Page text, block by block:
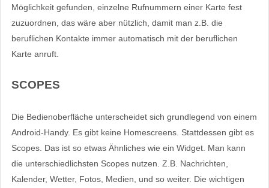
Möglichkeit gefunden, einzelne Rufnummern einer Karte fest
zuzuordnen, das wäre aber nützlich, damit man z.B. die
beruflichen Kontakte immer automatisch mit der beruflichen
Karte anruft.
SCOPES
Die Bedienoberfläche unterscheidet sich grundlegend von einem
Android-Handy. Es gibt keine Homescreens. Stattdessen gibt es
Scopes. Das ist so etwas Ähnliches wie ein Widget. Man kann
die unterschiedlichsten Scopes nutzen. Z.B. Nachrichten,
Kalender, Wetter, Fotos, Medien, und so weiter. Die wichtigen